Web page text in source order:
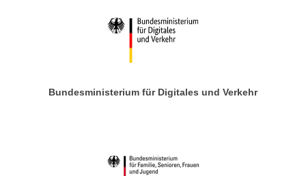
Bundesministerium für Digitales und Verkehr